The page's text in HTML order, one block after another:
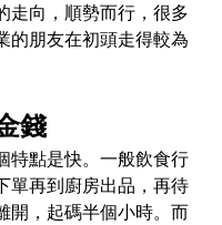
走向，順勢而行，很多
的朋友在初頭走得較為
錢
特點是快。一般飲食行
單再到廚房出品，再待
開，起碼半個小時。而